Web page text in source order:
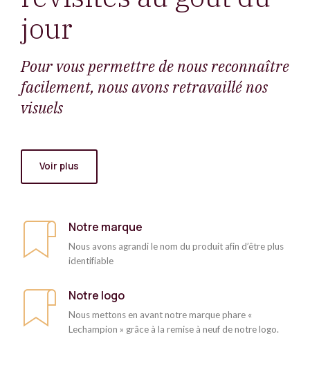
jour
Pour vous permettre de nous reconnaître
facilement, nous avons retravaillé nos
visuels
Voir plus
Notre marque
Nous avons agrandi le nom du produit afin d’être plus
identifiable
Notre logo
Nous mettons en avant notre marque phare «
Lechampion » grâce à la remise à neuf de notre logo.